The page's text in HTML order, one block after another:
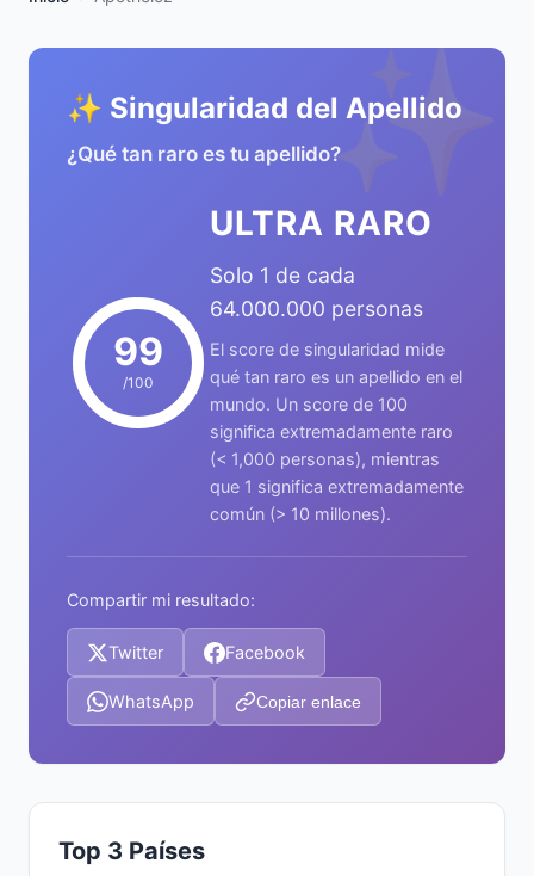
✨
✨ Singularidad del Apellido
¿Qué tan raro es tu apellido?
99
/100
ULTRA RARO
Solo 1 de cada
64.000.000 personas
El score de singularidad mide
qué tan raro es un apellido en el
mundo. Un score de 100
significa extremadamente raro
(< 1,000 personas), mientras
que 1 significa extremadamente
común (> 10 millones).
Compartir mi resultado:
Twitter Facebook
WhatsApp Copiar enlace
Top 3 Países